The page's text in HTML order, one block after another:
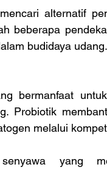
alternatif
beberapa
budidaya udang.
bermanfaat
Probiotik
melalui
yang